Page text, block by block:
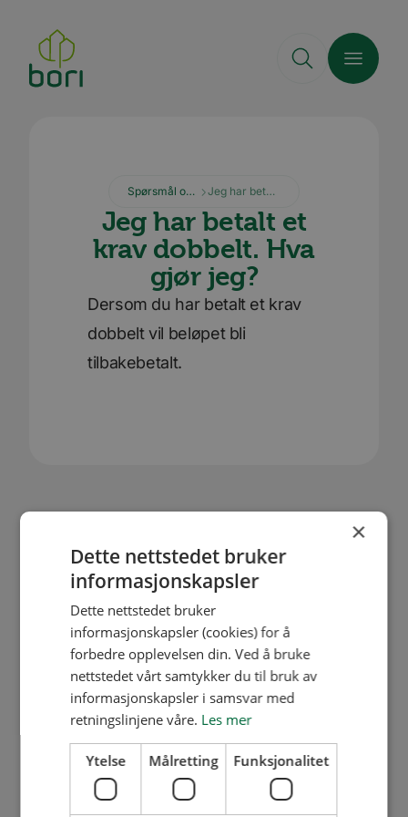
hovedinnhold
Spørsmål og svar Jeg har betalt et krav dobbelt. Hva gjør jeg?
Jeg har betalt et
krav dobbelt. Hva
gjør jeg?
Dersom du har betalt et krav
dobbelt vil beløpet bli
tilbakebetalt.
Våre lokasjoner
Lillestrøm
Flere kontaktpunkter
63 89 02 00
×
Dette nettstedet bruker
informasjonskapsler
Dette nettstedet bruker
informasjonskapsler (cookies) for å
forbedre opplevelsen din. Ved å bruke
nettstedet vårt samtykker du til bruk av
informasjonskapsler i samsvar med
retningslinjene våre. Les mer
Ytelse Målretting Funksjonalitet